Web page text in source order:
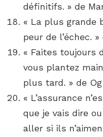
définitifs. » de
« La plus grande
peur de l’échec.
« Faites toujours
vous plantez
plus tard. » de
« L’assurance
que je vais dire
aller si ils